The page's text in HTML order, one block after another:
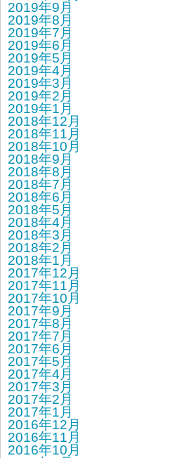
2019年9月
2019年8月
2019年7月
2019年6月
2019年5月
2019年4月
2019年3月
2019年2月
2019年1月
2018年12月
2018年11月
2018年10月
2018年9月
2018年8月
2018年7月
2018年6月
2018年5月
2018年4月
2018年3月
2018年2月
2018年1月
2017年12月
2017年11月
2017年10月
2017年9月
2017年8月
2017年7月
2017年6月
2017年5月
2017年4月
2017年3月
2017年2月
2017年1月
2016年12月
2016年11月
2016年10月